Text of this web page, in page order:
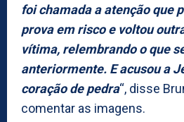
foi chamada a atenção que
prova em risco e voltou
vítima, relembrando o que
anteriormente. E acusou a
coração de pedra“, disse
comentar as imagens.